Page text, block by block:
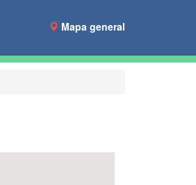
Mapa general